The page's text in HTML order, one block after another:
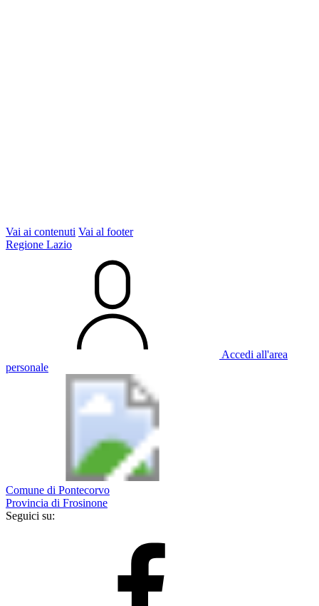
Vai ai contenuti Vai al footer
Regione Lazio
Accedi all'area
personale
Comune di Pontecorvo
Provincia di Frosinone
Seguici su: